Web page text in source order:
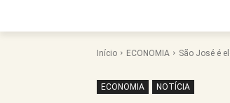
Início ECONOMIA São José é
ECONOMIA NOTÍCIA